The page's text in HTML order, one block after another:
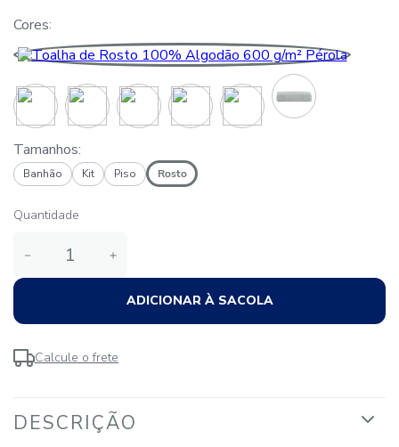
Cores
Tamanhos:
Banhão Kit Piso Rosto
Quantidade
＋
－
ADICIONAR À SACOLA
Calcule o frete
DESCRIÇÃO